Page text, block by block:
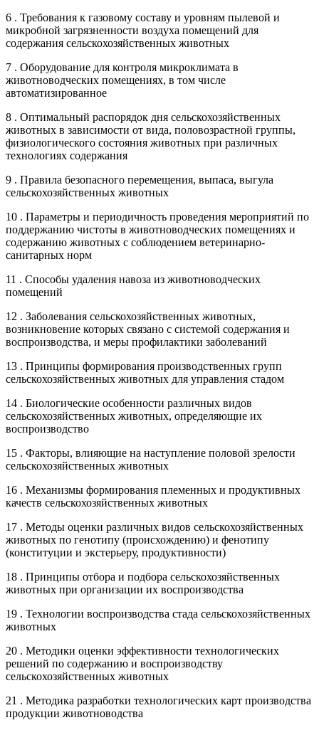
6 . Требования к газовому составу и уровням пылевой и
микробной загрязненности воздуха помещений для
содержания сельскохозяйственных животных
7 . Оборудование для контроля микроклимата в
животноводческих помещениях, в том числе
автоматизированное
8 . Оптимальный распорядок дня сельскохозяйственных
животных в зависимости от вида, половозрастной группы,
физиологического состояния животных при различных
технологиях содержания
9 . Правила безопасного перемещения, выпаса, выгула
сельскохозяйственных животных
10 . Параметры и периодичность проведения мероприятий по
поддержанию чистоты в животноводческих помещениях и
содержанию животных с соблюдением ветеринарно-
санитарных норм
11 . Способы удаления навоза из животноводческих
помещений
12 . Заболевания сельскохозяйственных животных,
возникновение которых связано с системой содержания и
воспроизводства, и меры профилактики заболеваний
13 . Принципы формирования производственных групп
сельскохозяйственных животных для управления стадом
14 . Биологические особенности различных видов
сельскохозяйственных животных, определяющие их
воспроизводство
15 . Факторы, влияющие на наступление половой зрелости
сельскохозяйственных животных
16 . Механизмы формирования племенных и продуктивных
качеств сельскохозяйственных животных
17 . Методы оценки различных видов сельскохозяйственных
животных по генотипу (происхождению) и фенотипу
(конституции и экстерьеру, продуктивности)
18 . Принципы отбора и подбора сельскохозяйственных
животных при организации их воспроизводства
19 . Технологии воспроизводства стада сельскохозяйственных
животных
20 . Методики оценки эффективности технологических
решений по содержанию и воспроизводству
сельскохозяйственных животных
21 . Методика разработки технологических карт производства
продукции животноводства